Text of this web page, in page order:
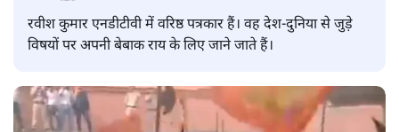
रवीश कुमार एनडीटीवी में वरिष्ठ पत्रकार हैं। वह देश-दुनिया से जुड़े
विषयों पर अपनी बेबाक राय के लिए जाने जाते हैं।